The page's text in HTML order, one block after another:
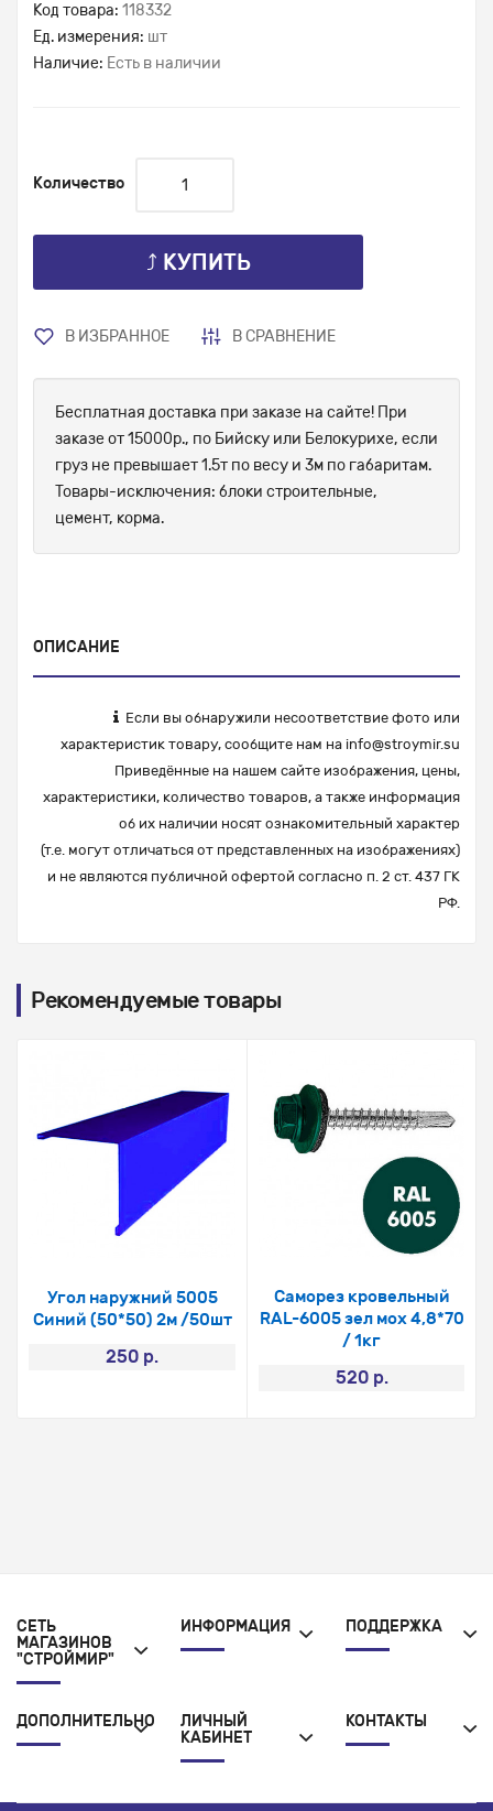
Код товара: 118332
Ед. измерения: шт
Наличие: Есть в наличии
Количество
⤴ КУПИТЬ
В ИЗБРАННОЕ В СРАВНЕНИЕ
Бесплатная доставка при заказе на сайте! При
заказе от 15000р., по Бийску или Белокурихе, если
груз не превышает 1.5т по весу и 3м по габаритам.
Товары-исключения: блоки строительные,
цемент, корма.
ОПИСАНИЕ
Если вы обнаружили несоответствие фото или
характеристик товару, сообщите нам на info@stroymir.su
Приведённые на нашем сайте изображения, цены,
характеристики, количество товаров, а также информация
об их наличии носят ознакомительный характер
(т.е. могут отличаться от представленных на изображениях)
и не являются публичной офертой согласно п. 2 ст. 437 ГК
РФ.
Рекомендуемые товары
Угол наружний 5005
Синий (50*50) 2м /50шт
250 р.
Саморез кровельный
RAL-6005 зел мох 4,8*70
/ 1кг
520 р.
СЕТЬ
МАГАЗИНОВ
"СТРОЙМИР"
ИНФОРМАЦИЯ ПОДДЕРЖКА
ДОПОЛНИТЕЛЬНО
ЛИЧНЫЙ
КАБИНЕТ
КОНТАКТЫ